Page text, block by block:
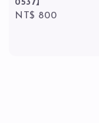
0537】
Regular
NT$ 800